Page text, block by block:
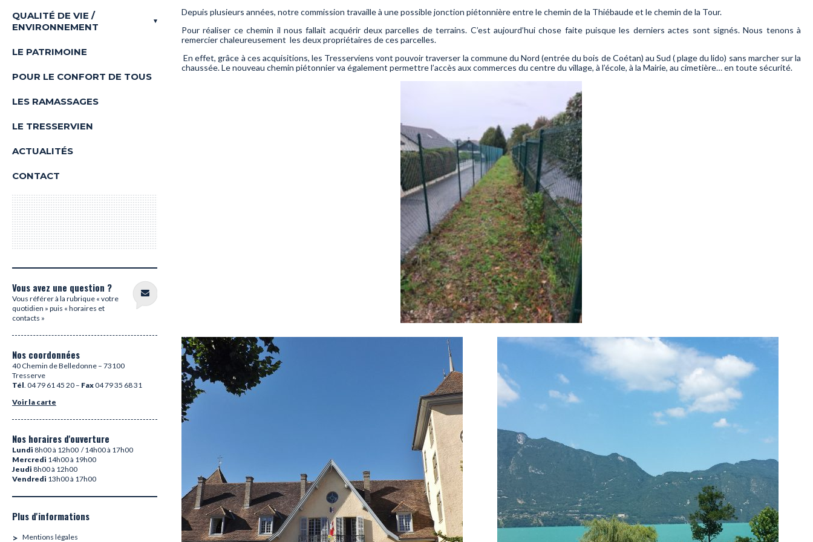
Les Réalisations
QUALITÉ DE VIE /
ENVIRONNEMENT
Les Réalisations
Projets à l’étude
LE PATRIMOINE
POUR LE CONFORT DE TOUS
LES RAMASSAGES
LE TRESSERVIEN
ACTUALITÉS
CONTACT
Vous avez une question ?
Vous référer à la rubrique « votre
quotidien » puis « horaires et
contacts »
Nos coordonnées
40 Chemin de Belledonne – 73100
Tresserve
Tél. 04 79 61 45 20 – Fax04 79 35 68 31
Voir la carte
Nos horaires d'ouverture
Lundi 8h00 à 12h00 / 14h00 à 17h00
Mercredi 14h00 à 19h00
Jeudi 8h00 à 12h00
Vendredi 13h00 à 17h00
Plus d'informations
Mentions légales
Depuis plusieurs années, notre commission travaille à une possible jonction piétonnière entre le chemin de la Thiébaude et le chemin de la Tour.
Pour réaliser ce chemin il nous fallait acquérir deux parcelles de terrains. C’est aujourd’hui chose faite puisque les derniers actes sont signés. Nous tenons à
remercier chaleureusement les deux propriétaires de ces parcelles.
En effet, grâce à ces acquisitions, les Tresserviens vont pouvoir traverser la commune du Nord (entrée du bois de Coétan) au Sud ( plage du lido) sans marcher sur la
chaussée. Le nouveau chemin piétonnier va également permettre l’accès aux commerces du centre du village, à l’école, à la Mairie, au cimetière… en toute sécurité.